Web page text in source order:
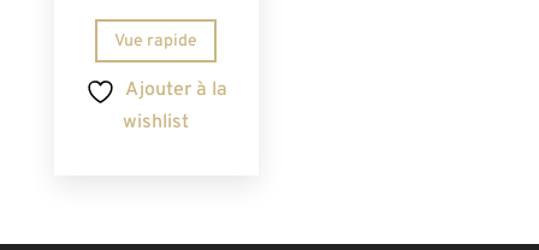
Vue rapide
Ajouter à la
wishlist